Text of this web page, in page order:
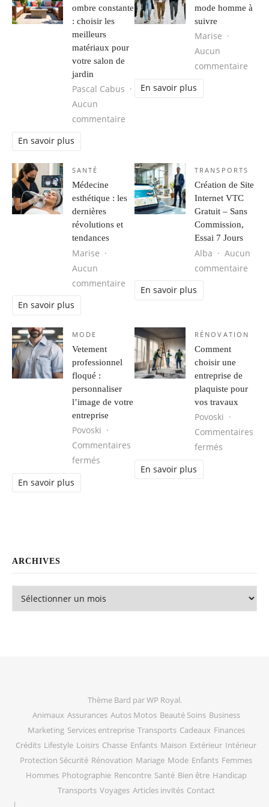
ombre constante
: choisir les
meilleurs
matériaux pour
votre salon de
jardin
Pascal Cabus
Aucun
commentaire
En savoir plus
mode homme à
suivre
Marise
Aucun
commentaire
En savoir plus
SANTÉ
Médecine
esthétique : les
dernières
révolutions et
tendances
Marise
Aucun
commentaire
En savoir plus
TRANSPORTS
Création de Site
Internet VTC
Gratuit – Sans
Commission,
Essai 7 Jours
Alba
Aucun
commentaire
En savoir plus
MODE
Vetement
professionnel
floqué :
personnaliser
l’image de votre
entreprise
Povoski
Commentaires
fermés
En savoir plus
RÉNOVATION
Comment
choisir une
entreprise de
plaquiste pour
vos travaux
Povoski
Commentaires
fermés
En savoir plus
ARCHIVES
Archives
Thème Bard parWP Royal.
Animaux Assurances Autos Motos Beauté Soins Business
Marketing Services entreprise Transports Cadeaux Finances
Crédits Lifestyle Loisirs Chasse Enfants Maison Extérieur Intérieur
Protection Sécurité Rénovation Mariage Mode Enfants Femmes
Hommes Photographie Rencontre Santé Bien être Handicap
Transports Voyages Articles invités Contact